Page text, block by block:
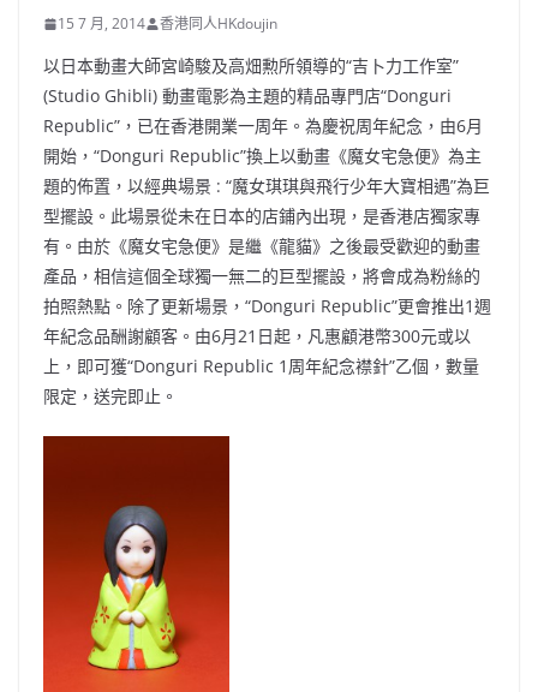
15 7 月, 2014 香港同人HKdoujin
以日本動畫大師宮崎駿及高畑勲所領導的“吉卜力工作室”
(Studio Ghibli) 動畫電影為主題的精品專門店“Donguri
Republic”，已在香港開業一周年。為慶祝周年紀念，由6月
開始，“Donguri Republic”換上以動畫《魔女宅急便》為主
題的佈置，以經典場景 : “魔女琪琪與飛行少年大寶相遇”為巨
型擺設。此場景從未在日本的店鋪內出現，是香港店獨家專
有。由於《魔女宅急便》是繼《龍貓》之後最受歡迎的動畫
產品，相信這個全球獨一無二的巨型擺設，將會成為粉絲的
拍照熱點。除了更新場景，“Donguri Republic”更會推出1週
年紀念品酬謝顧客。由6月21日起，凡惠顧港幣300元或以
上，即可獲“Donguri Republic 1周年紀念襟針”乙個，數量
限定，送完即止。